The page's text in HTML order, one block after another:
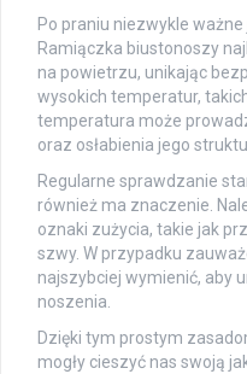
Po praniu niezwykle
Ramiączka biustonoszy
na powietrzu, unikając
wysokich temperatur,
temperatura może
oraz osłabienia jego
Regularne sprawdzanie
również ma znaczenie.
oznaki zużycia, takie jak
szwy. W przypadku
najszybciej wymienić, aby
noszenia.
Dzięki tym prostym
mogły cieszyć nas swoją